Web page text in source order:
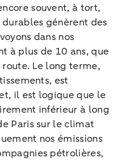
souvent, à tort,
durables génèrent des
dans nos
à plus de 10 ans, que
Le long terme,
est
il est logique que le
inférieur à long
Paris sur le climat
nos émissions
pétrolières,